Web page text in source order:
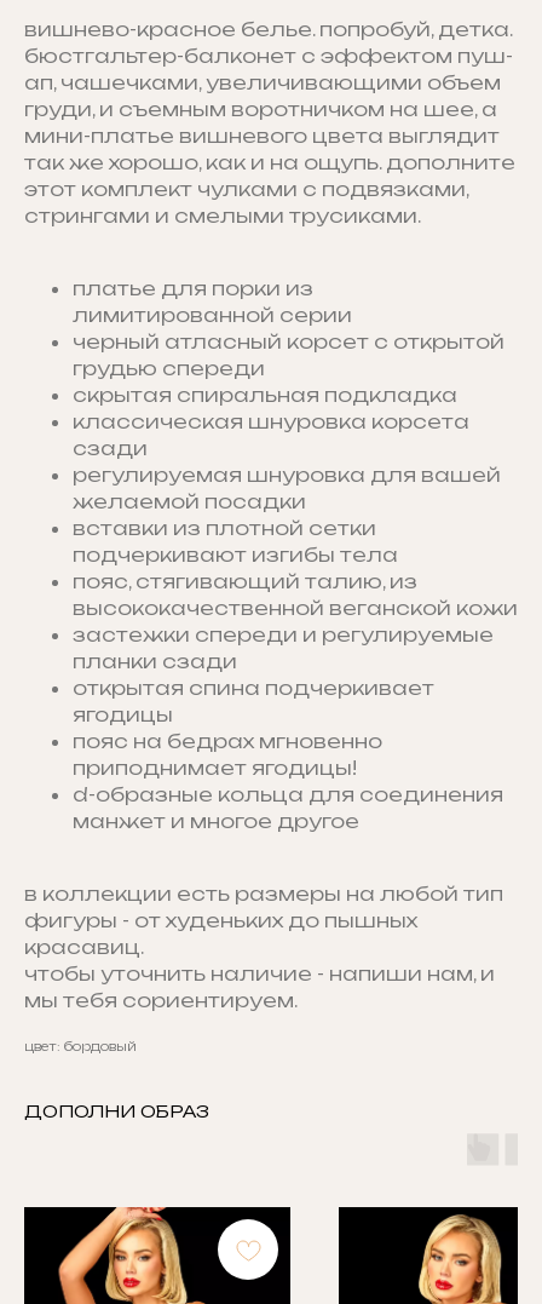
вишнево-красное белье. попробуй, детка.
бюстгальтер-балконет с эффектом пуш-
ап, чашечками, увеличивающими объем
груди, и съемным воротничком на шее, а
мини-платье вишневого цвета выглядит
так же хорошо, как и на ощупь. дополните
этот комплект чулками с подвязками,
стрингами и смелыми трусиками.
платье для порки из
лимитированной серии
черный атласный корсет с открытой
грудью спереди
скрытая спиральная подкладка
классическая шнуровка корсета
сзади
регулируемая шнуровка для вашей
желаемой посадки
вставки из плотной сетки
подчеркивают изгибы тела
пояс, стягивающий талию, из
высококачественной веганской кожи
застежки спереди и регулируемые
планки сзади
открытая спина подчеркивает
ягодицы
пояс на бедрах мгновенно
приподнимает ягодицы!
d-образные кольца для соединения
манжет и многое другое
в коллекции есть размеры на любой тип
фигуры - от худеньких до пышных
красавиц.
чтобы уточнить наличие - напиши нам, и
мы тебя сориентируем.
цвет: бордовый
ДОПОЛНИ ОБРАЗ